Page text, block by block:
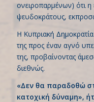
ονειροπαρμένων) ότι η
ψευδοκράτους,
Η Κυπριακή
της προς έναν αγνό
της, προβαίνοντας
διεθνώς.
«Δεν θα παραδοθώ
κατοχική δύναμη»,